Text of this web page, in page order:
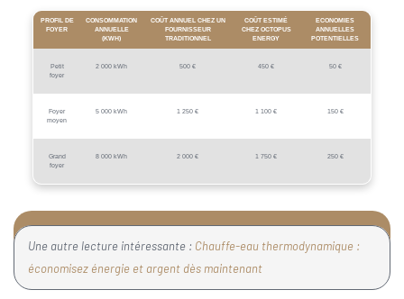
PROFIL DE
FOYER
CONSOMMATION
ANNUELLE
(KWH)
COÛT ANNUEL CHEZ UN
FOURNISSEUR
TRADITIONNEL
COÛT ESTIMÉ
CHEZ OCTOPUS
ENERGY
ECONOMIES
ANNUELLES
POTENTIELLES
Petit
foyer
2 000 kWh 500 € 450 € 50 €
Foyer
moyen
5 000 kWh 1 250 € 1 100 € 150 €
Grand
foyer
8 000 kWh 2 000 € 1 750 € 250 €
Une autre lecture intéressante : Chauffe-eau thermodynamique :
économisez énergie et argent dès maintenant